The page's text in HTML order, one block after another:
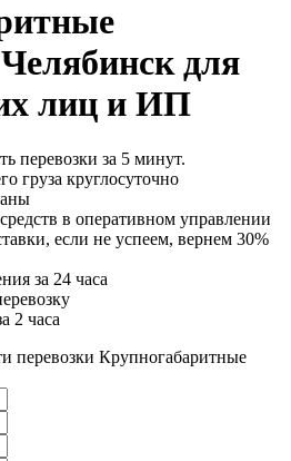
для
лиц и ИП
перевозки за 5 минут.
груза круглосуточно
в оперативном управлении
если не успеем, вернем 30%
за 24 часа
2 часа
перевозки Крупногабаритные